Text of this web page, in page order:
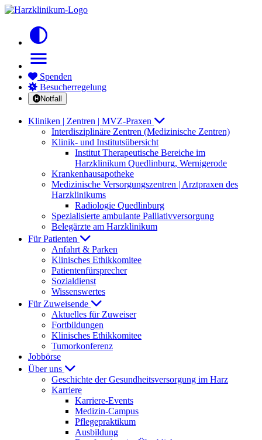
contrast
menu
Spenden
Besucherregelung
Notfall
Kliniken | Zentren | MVZ-Praxen
Interdisziplinäre Zentren (Medizinische Zentren)
Klinik- und Institutsübersicht
Institut Therapeutische Bereiche im
Harzklinikum Quedlinburg, Wernigerode
Krankenhausapotheke
Medizinische Versorgungszentren | Arztpraxen des
Harzklinikums
Radiologie Quedlinburg
Spezialisierte ambulante Palliativversorgung
Belegärzte am Harzklinikum
Für Patienten
Anfahrt & Parken
Klinisches Ethikkomitee
Patientenfürsprecher
Sozialdienst
Wissenswertes
Für Zuweisende
Aktuelles für Zuweiser
Fortbildungen
Klinisches Ethikkomitee
Tumorkonferenz
Jobbörse
Über uns
Geschichte der Gesundheitsversorgung im Harz
Karriere
Karriere-Events
Medizin-Campus
Pflegepraktikum
Ausbildung